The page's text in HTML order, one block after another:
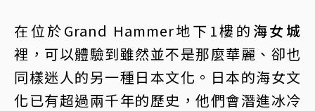
在位於Grand Hammer地下1樓的 海女城
裡，可以體驗到雖然並不是那麼華麗、卻也
同樣迷人的另一種日本文化。日本的海女文
化已有超過兩千年的歷史，他們會潛進冰冷